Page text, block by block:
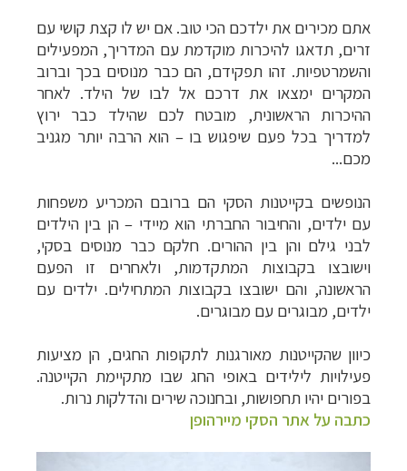
אתם מכירים את ילדכם הכי טוב. אם יש לו קצת קושי עם
זרים, תדאגו להיכרות מוקדמת עם המדריך, המפעילים
והשמרטפיות. זהו תפקידם, הם כבר מנוסים בכך וברוב
המקרים ימצאו את דרכם אל לבו של הילד. לאחר
ההיכרות הראשונית, מובטח לכם שהילד כבר ירוץ
למדריך בכל פעם שיפגוש בו – הוא הרבה יותר מגניב
מכם...
הנופשים בקייטנות הסקי הם ברובם המכריע משפחות
עם ילדים, והחיבור החברתי הוא מיידי – הן בין הילדים
לבני גילם והן בין ההורים. חלקם כבר מנוסים בסקי,
וישובצו בקבוצות המתקדמות, ולאחרים זו הפעם
הראשונה, והם ישובצו בקבוצות המתחילים. ילדים עם
ילדים, מבוגרים עם מבוגרים.
כיוון שהקייטנות מאורגנות לתקופות החגים, הן מציעות
פעילויות לילידים באופי החג שבו מתקיימת הקייטנה.
בפורים יהיו תחפושות, ובחנוכה שירים והדלקות נרות.
כתבה על אתר הסקי מיירהופן